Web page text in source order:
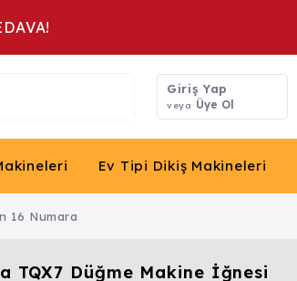
Giriş Yap
veya Üye Ol
Ev Tipi Dikiş Makineleri
16 Numara
TQX7 Düğme Makine İğnesi